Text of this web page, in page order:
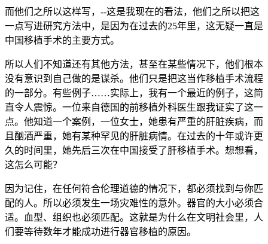
而他们之所以这样写，--这是我现在的看法，他们之所以把这
一点写进研究方法中，是因为在过去的25年里，这无疑一直是
中国移植手术的主要方式。
所以人们不知道还有其他方法，甚至在某些情况下，他们根本
没有意识到自己做的是谋杀。他们只是把这当作移植手术流程
的一部分。有些例子……实际上，我有一个最近的例子，这简
直令人震惊。一位来自德国的前移植外科医生跟我证实了这一
点。他知道一个案例，一位女士，她患有严重的肝脏疾病，而
且酗酒严重，她有某种罕见的肝脏病情。在过去的十年或许更
久的时间里，她先后三次在中国接受了肝移植手术。想想看，
这怎么可能？
因为记住，在任何符合伦理道德的情况下，都必须找到与你匹
配的人。所以必须发生一场灾难性的意外。器官的大小必须合
适。血型、组织也必须匹配。这就是为什么在文明社会里，人
们要等待数年才能成功进行器官移植的原因。